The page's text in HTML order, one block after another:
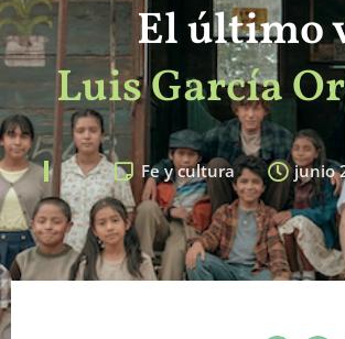
El último
Luis García
Fe y cultura junio